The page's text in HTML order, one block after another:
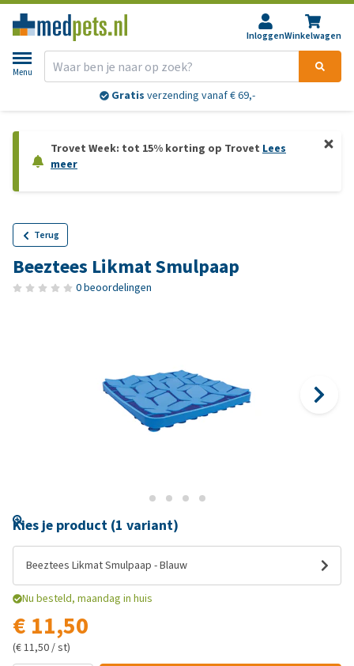
InloggenWinkelwagen
Menu
Gratis verzending vanaf € 69,-
Trovet Week: tot 15% korting op Trovet Lees
meer
Terug
Beeztees Likmat Smulpaap
0 beoordelingen
Kies je product (1 variant)
Beeztees Likmat Smulpaap - Blauw
Nu besteld, maandag in huis
€ 11,50
(€ 11,50 / st)